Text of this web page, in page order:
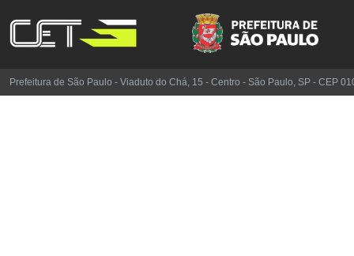
Prefeitura de São Paulo - Viaduto do Chá, 15 - Centro - São Paulo, SP - CEP